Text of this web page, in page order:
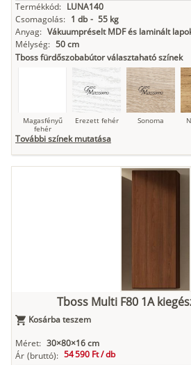
Termékkód: LUNA140
Csomagolás: 1 db - 55 kg
Anyag: Vákuumpréselt MDF és laminált
Mélység: 50 cm
Tboss fürdőszobabútor választaható színek
Magasfényű
fehér
Erezett fehér Sonoma
Loft beton
Antracit Matt fekete
További színek mutatása
Tboss Multi F80 1A
Kosárba teszem
Méret: 30×80×16 cm
Ár (bruttó): 54 590 Ft /db